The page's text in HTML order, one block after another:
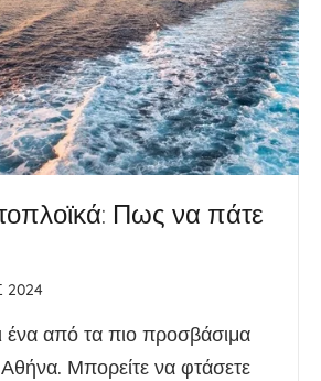
Πως να πάτε
2024
ένα από τα πιο προσβάσιμα
Μπορείτε να φτάσετε